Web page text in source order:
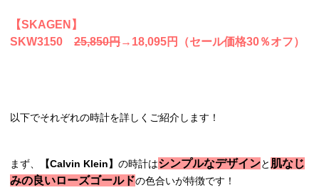
【SKAGEN】
SKW3150 25,850円→18,095円（セール価格30％オフ）
以下でそれぞれの時計を詳しくご紹介します！
まず、 【Calvin Klein】 の時計はシンプルなデザインと 肌なじ
みの良いローズゴールドの色合いが特徴です！